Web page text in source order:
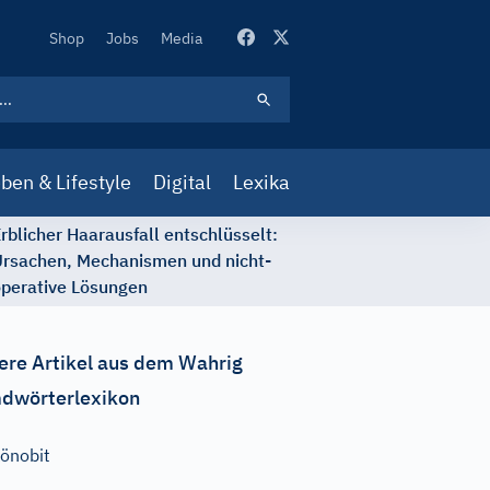
Secondary
Shop Jobs Media
& Lifestyle Digital Lexika
Haarausfall entschlüsselt:
Mechanismen und nicht-
Lösungen
Artikel aus dem Wahrig